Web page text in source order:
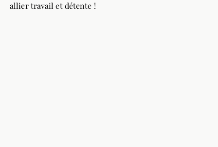
allier travail et détente !